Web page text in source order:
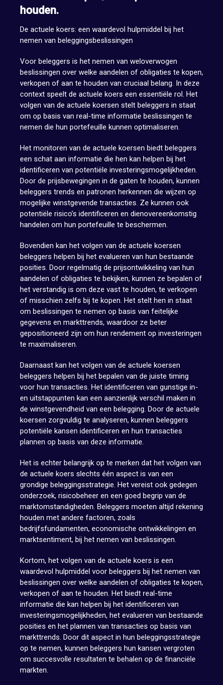
houden.
De actuele koers: een waardevol hulpmiddel bij het
nemen van beleggingsbeslissingen
Voor beleggers is het nemen van weloverwogen
beslissingen over welke aandelen of obligaties te kopen,
verkopen of aan te houden van cruciaal belang. In deze
context speelt de actuele koers een essentiële rol. Het
volgen van de actuele koersen stelt beleggers in staat
om op basis van real-time informatie beslissingen te
nemen die hun portefeuille kunnen optimaliseren.
Het monitoren van de actuele koersen biedt beleggers
een schat aan informatie die hen kan helpen bij het
identificeren van potentiële investeringsmogelijkheden.
Door de prijsbewegingen in de gaten te houden, kunnen
beleggers trends en patronen herkennen die wijzen op
mogelijke winstgevende transacties. Ze kunnen ook
potentiële risico’s identificeren en dienovereenkomstig
handelen om hun portefeuille te beschermen.
Bovendien kan het volgen van de actuele koersen
beleggers helpen bij het evalueren van hun bestaande
posities. Door regelmatig de prijsontwikkeling van hun
aandelen of obligaties te bekijken, kunnen ze bepalen of
het verstandig is om deze vast te houden, te verkopen
of misschien zelfs bij te kopen. Het stelt hen in staat
om beslissingen te nemen op basis van feitelijke
gegevens en markttrends, waardoor ze beter
gepositioneerd zijn om hun rendement op investeringen
te maximaliseren.
Daarnaast kan het volgen van de actuele koersen
beleggers helpen bij het bepalen van de juiste timing
voor hun transacties. Het identificeren van gunstige in-
en uitstappunten kan een aanzienlijk verschil maken in
de winstgevendheid van een belegging. Door de actuele
koersen zorgvuldig te analyseren, kunnen beleggers
potentiële kansen identificeren en hun transacties
plannen op basis van deze informatie.
Het is echter belangrijk op te merken dat het volgen van
de actuele koers slechts één aspect is van een
grondige beleggingsstrategie. Het vereist ook gedegen
onderzoek, risicobeheer en een goed begrip van de
marktomstandigheden. Beleggers moeten altijd rekening
houden met andere factoren, zoals
bedrijfsfundamenten, economische ontwikkelingen en
marktsentiment, bij het nemen van beslissingen.
Kortom, het volgen van de actuele koers is een
waardevol hulpmiddel voor beleggers bij het nemen van
beslissingen over welke aandelen of obligaties te kopen,
verkopen of aan te houden. Het biedt real-time
informatie die kan helpen bij het identificeren van
investeringsmogelijkheden, het evalueren van bestaande
posities en het plannen van transacties op basis van
markttrends. Door dit aspect in hun beleggingsstrategie
op te nemen, kunnen beleggers hun kansen vergroten
om succesvolle resultaten te behalen op de financiële
markten.